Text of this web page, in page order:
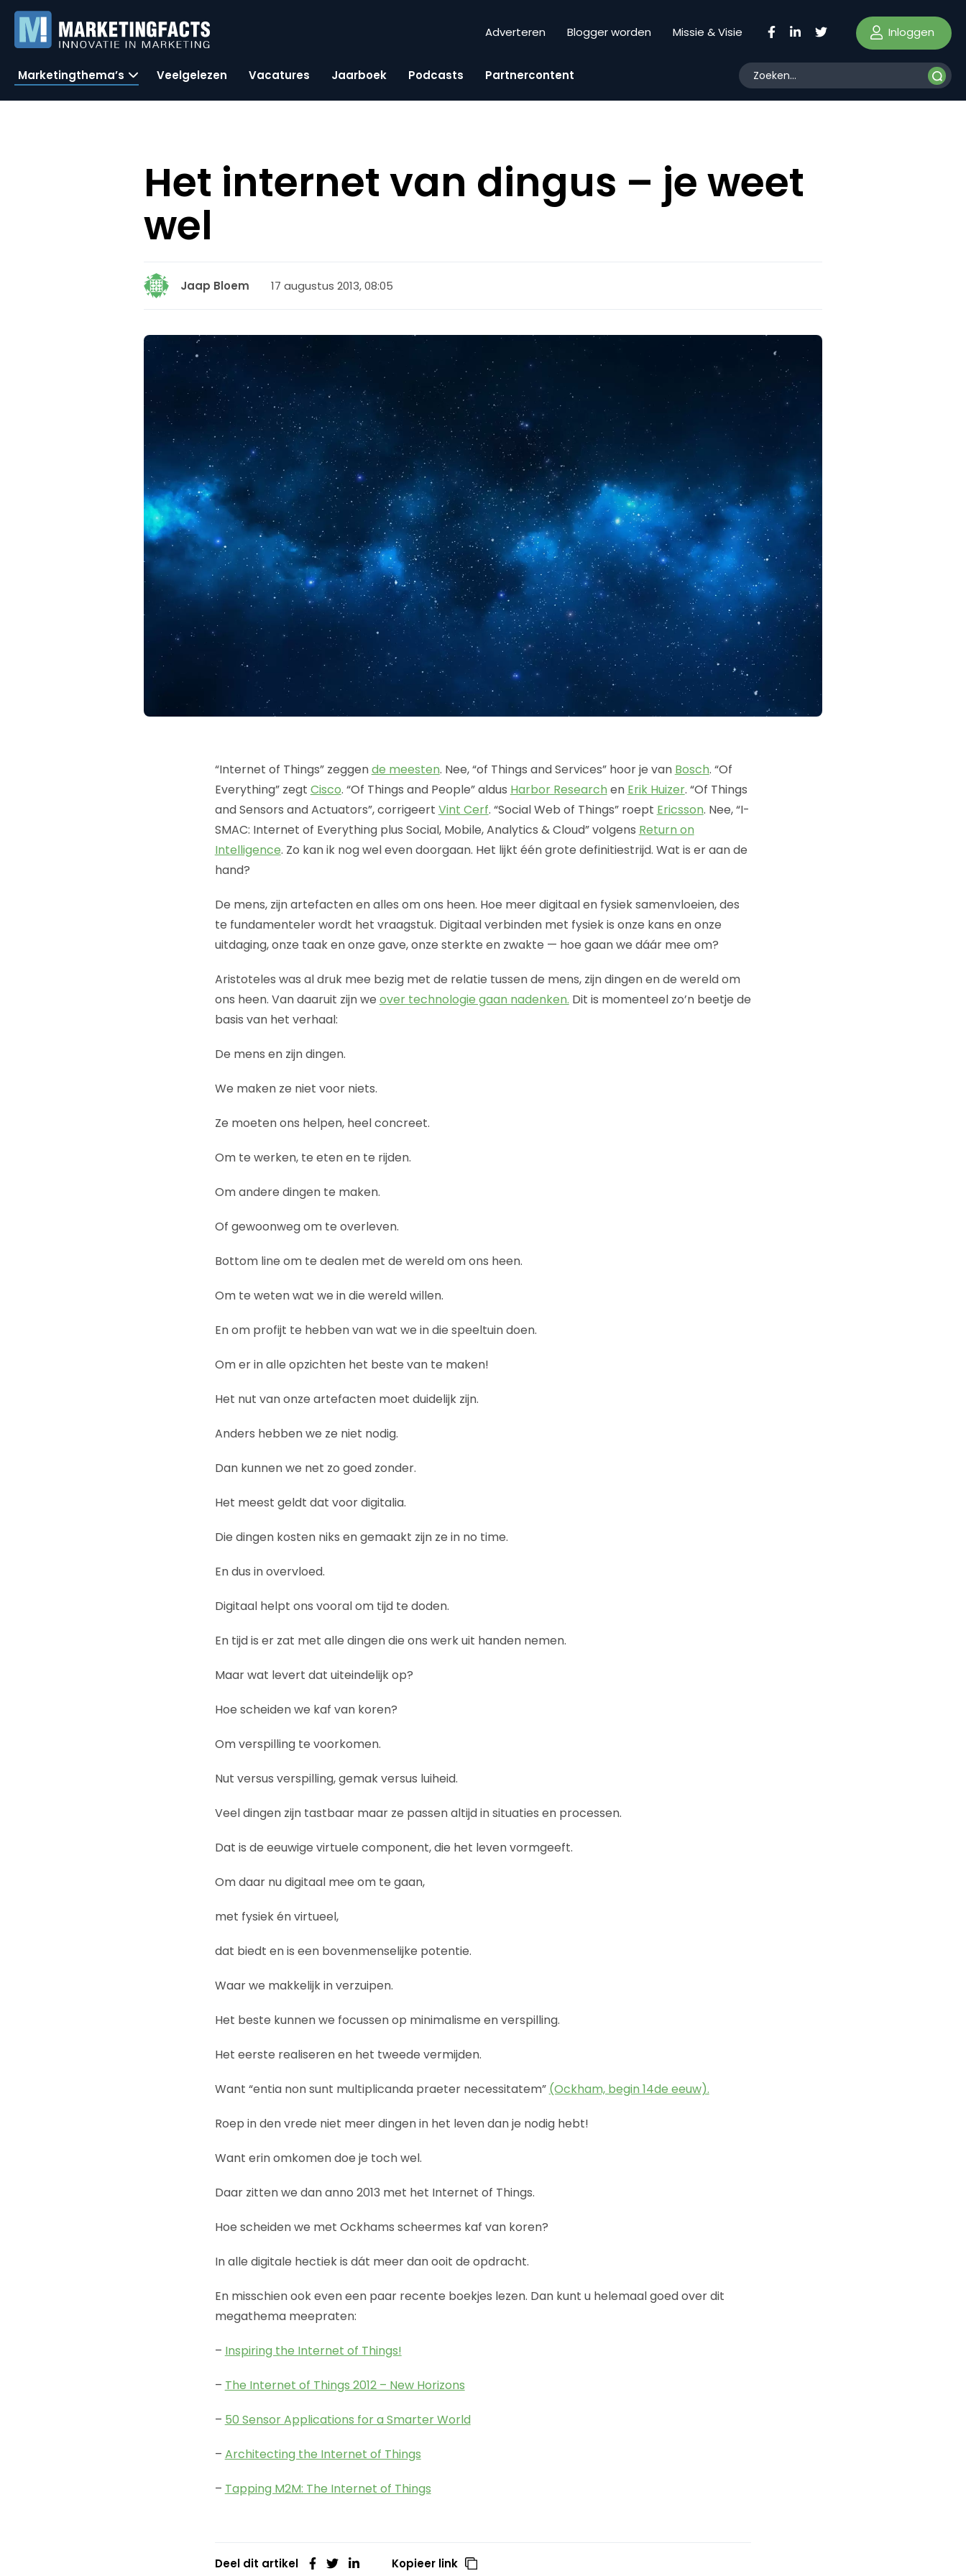
Adverteren Blogger worden Missie & Visie Inloggen
Marketingthema’s Veelgelezen Vacatures Jaarboek Podcasts Partnercontent
Het internet van dingus – je weet
wel
Jaap Bloem 17 augustus 2013, 08:05
“Internet of Things” zeggende meesten. Nee, “of Things and Services” hoor je van Bosch. “Of
Everything” zegt Cisco. “Of Things and People” aldus Harbor Research en Erik Huizer. “Of Things
and Sensors and Actuators”, corrigeert Vint Cerf. “Social Web of Things” roept Ericsson. Nee, “I-
SMAC: Internet of Everything plus Social, Mobile, Analytics & Cloud” volgens Return on
Intelligence. Zo kan ik nog wel even doorgaan. Het lijkt één grote definitiestrijd. Wat is er aan de
hand?
De mens, zijn artefacten en alles om ons heen. Hoe meer digitaal en fysiek samenvloeien, des
te fundamenteler wordt het vraagstuk. Digitaal verbinden met fysiek is onze kans en onze
uitdaging, onze taak en onze gave, onze sterkte en zwakte — hoe gaan we dáár mee om?
Aristoteles was al druk mee bezig met de relatie tussen de mens, zijn dingen en de wereld om
ons heen. Van daaruit zijn we over technologie gaan nadenken. Dit is momenteel zo’n beetje de
basis van het verhaal:
De mens en zijn dingen.
We maken ze niet voor niets.
Ze moeten ons helpen, heel concreet.
Om te werken, te eten en te rijden.
Om andere dingen te maken.
Of gewoonweg om te overleven.
Bottom line om te dealen met de wereld om ons heen.
Om te weten wat we in die wereld willen.
En om profijt te hebben van wat we in die speeltuin doen.
Om er in alle opzichten het beste van te maken!
Het nut van onze artefacten moet duidelijk zijn.
Anders hebben we ze niet nodig.
Dan kunnen we net zo goed zonder.
Het meest geldt dat voor digitalia.
Die dingen kosten niks en gemaakt zijn ze in no time.
En dus in overvloed.
Digitaal helpt ons vooral om tijd te doden.
En tijd is er zat met alle dingen die ons werk uit handen nemen.
Maar wat levert dat uiteindelijk op?
Hoe scheiden we kaf van koren?
Om verspilling te voorkomen.
Nut versus verspilling, gemak versus luiheid.
Veel dingen zijn tastbaar maar ze passen altijd in situaties en processen.
Dat is de eeuwige virtuele component, die het leven vormgeeft.
Om daar nu digitaal mee om te gaan,
met fysiek én virtueel,
dat biedt en is een bovenmenselijke potentie.
Waar we makkelijk in verzuipen.
Het beste kunnen we focussen op minimalisme en verspilling.
Het eerste realiseren en het tweede vermijden.
Want “entia non sunt multiplicanda praeter necessitatem” (Ockham, begin 14de eeuw).
Roep in den vrede niet meer dingen in het leven dan je nodig hebt!
Want erin omkomen doe je toch wel.
Daar zitten we dan anno 2013 met het Internet of Things.
Hoe scheiden we met Ockhams scheermes kaf van koren?
In alle digitale hectiek is dát meer dan ooit de opdracht.
En misschien ook even een paar recente boekjes lezen. Dan kunt u helemaal goed over dit
megathema meepraten:
– Inspiring the Internet of Things!
– The Internet of Things 2012 – New Horizons
– 50 Sensor Applications for a Smarter World
– Architecting the Internet of Things
– Tapping M2M: The Internet of Things
Deel dit artikel Kopieer link